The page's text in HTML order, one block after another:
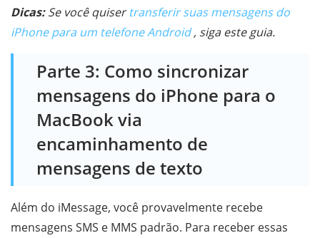
Dicas:Se você quisertransferir suas mensagens do
iPhone para um telefone Android, siga este guia.
Parte 3: Como sincronizar
mensagens do iPhone para o
MacBook via
encaminhamento de
mensagens de texto
Além do iMessage, você provavelmente recebe
mensagens SMS e MMS padrão. Para receber essas